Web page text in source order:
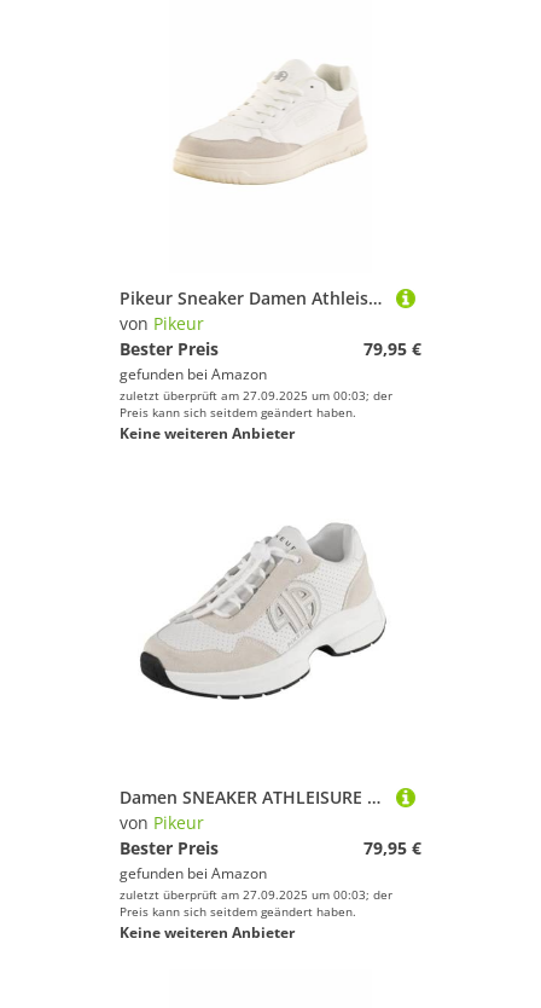
Pikeur Sneaker Damen Athleisure White Athleisure FS25, Größe:43
von Pikeur
Bester Preis
79,95 €
gefunden bei Amazon
zuletzt überprüft am 27.09.2025 um 00:03; der
Preis kann sich seitdem geändert haben.
Keine weiteren Anbieter
Damen SNEAKER ATHLEISURE 5825 Athleisure Frühjahr 2024
von Pikeur
Bester Preis
79,95 €
gefunden bei Amazon
zuletzt überprüft am 27.09.2025 um 00:03; der
Preis kann sich seitdem geändert haben.
Keine weiteren Anbieter